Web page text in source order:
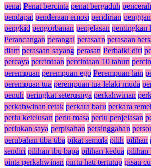
penat Penat bercinta penat bergaduh
pendapat penderaan emosi pendirian
pengkid pengorbanan penjelasan pentingkan
Perancangan perangai perasaan perasaan
diam perasaan sayang perasan Perbaiki diri
percaya percintaan percintaan 10 tahun
perempuan perempuan ego Perempuan lain
perempuan tua perempuan tua lelaki muda
penuh peringkat seterusnya perkahwinan
perkahwinan retak perkara baru perkara
perlu ketelusan perlu masa perlu penjelasan
perlukan saya perpisahan persinggahan
perubahan tiba tiba pikat semula pilih pilihan
sendiri pilihan ibu bapa pilihan kedua pilihan
pinta perkahwinan pintu hati tertutup pisau